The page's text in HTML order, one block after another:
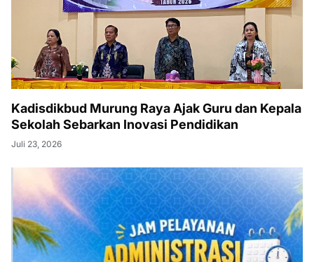
Kadisdikbud Murung Raya Ajak Guru dan Kepala
Sekolah Sebarkan Inovasi Pendidikan
Juli 23, 2026